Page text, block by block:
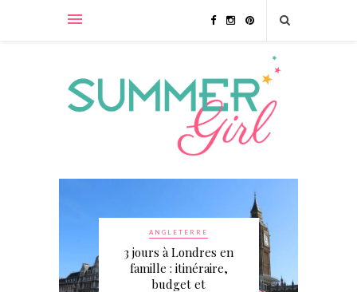
: itinéraire,
budget et
FRANCE
Un week-end à Etretat
en amoureux